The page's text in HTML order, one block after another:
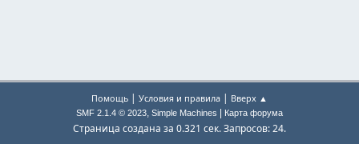
Помощь | Условия и правила | Вверх ▲
SMF 2.1.4 © 2023, Simple Machines Карта форума
Страница создана за 0.321 сек. Запросов: 24.